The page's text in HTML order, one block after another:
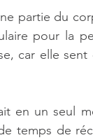
partie du
pour la
car elle sent
en un seul
temps de